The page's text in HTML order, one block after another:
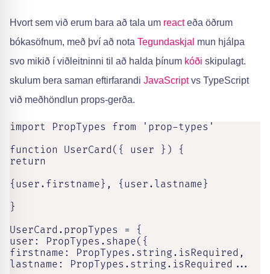
Hvort sem við erum bara að tala um reacteða öðrum
bókasöfnum, með því að nota Tegundaskjal mun hjálpa
svo mikið í viðleitninni til að halda þínum kóði skipulagt.
skulum bera saman eftirfarandi JavaScriptvs TypeScript
við meðhöndlun props-gerða.
import PropTypes from 'prop-types'
function UserCard({ user }) {
return
{user.firstname}, {user.lastname}
}
UserCard.propTypes = {
user: PropTypes.shape({
firstname: PropTypes.string.isRequired,
lastname: PropTypes.string.isRequired...